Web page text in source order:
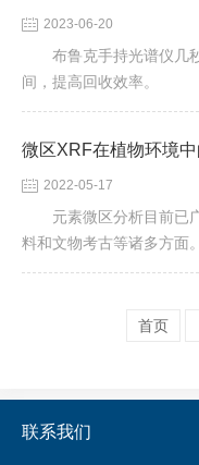
2023-06-20
布鲁克手持光谱仪几
间，提高回收效率。
微区XRF在植物环境中
2022-05-17
元素微区分析目前已
料和文物考古等诸多方面。
首页
联系我们